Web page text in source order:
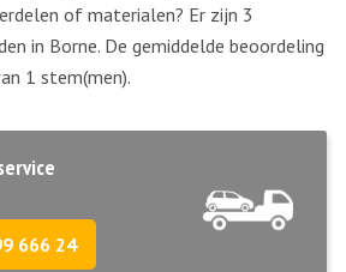
of materialen? Er zijn 3
in Borne. De gemiddelde beoordeling
1 stem(men).
666 24